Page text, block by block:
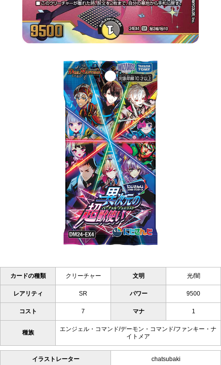
カードの種類 クリーチャー 文明 光/闇
レアリティ SR パワー 9500
コスト 7 マナ 1
種族
エンジェル・コマンド/デーモン・コマンド/ファンキー・ナ
イトメア
イラストレーター chatsubaki